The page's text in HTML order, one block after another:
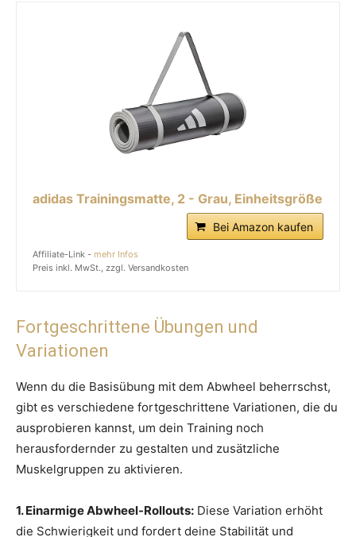
adidas Trainingsmatte, 2 - Grau, Einheitsgröße
Bei Amazon kaufen
Affiliate-Link - mehr Infos
Preis inkl. MwSt., zzgl. Versandkosten
Fortgeschrittene Übungen und
Variationen
Wenn du die Basisübung mit dem Abwheel beherrschst,
gibt es verschiedene fortgeschrittene Variationen, die du
ausprobieren kannst, um dein Training noch
herausfordernder zu gestalten und zusätzliche
Muskelgruppen zu aktivieren.
1. Einarmige Abwheel-Rollouts: Diese Variation erhöht
die Schwierigkeit und fordert deine Stabilität und